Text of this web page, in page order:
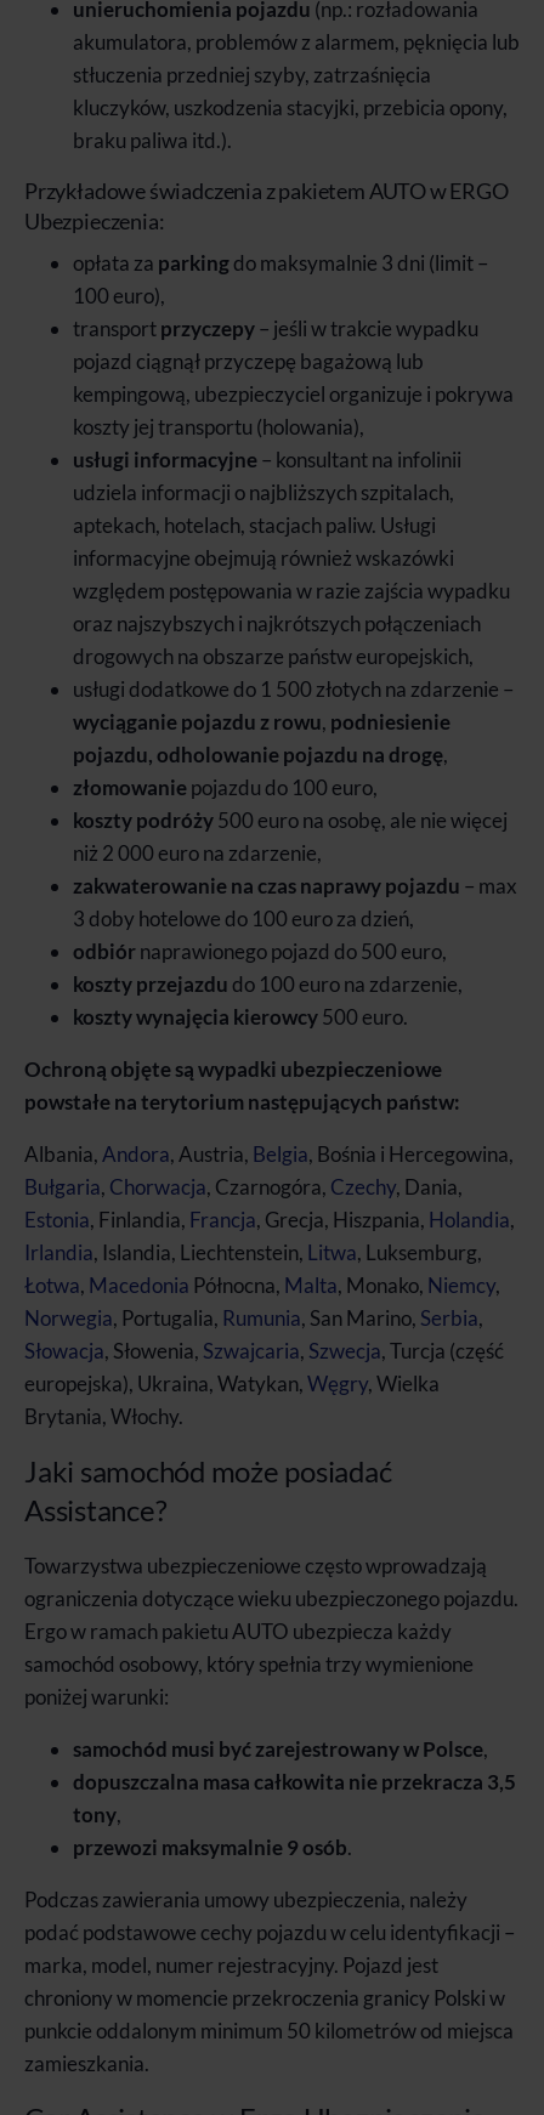
unieruchomienia pojazdu (np.: rozładowania
akumulatora, problemów z alarmem, pęknięcia lub
stłuczenia przedniej szyby, zatrzaśnięcia
kluczyków, uszkodzenia stacyjki, przebicia opony,
braku paliwa itd.).
Przykładowe świadczenia z pakietem AUTO w ERGO
Ubezpieczenia:
opłata za parkingdo maksymalnie 3 dni (limit –
100 euro),
transportprzyczepy– jeśli w trakcie wypadku
pojazd ciągnął przyczepę bagażową lub
kempingową, ubezpieczyciel organizuje i pokrywa
koszty jej transportu (holowania),
usługi informacyjne– konsultant na infolinii
udziela informacji o najbliższych szpitalach,
aptekach, hotelach, stacjach paliw. Usługi
informacyjne obejmują również wskazówki
względem postępowania w razie zajścia wypadku
oraz najszybszych i najkrótszych połączeniach
drogowych na obszarze państw europejskich,
usługi dodatkowe do 1 500 złotych na zdarzenie –
wyciąganie pojazdu z rowu, podniesienie
pojazdu, odholowanie pojazdu na drogę,
złomowaniepojazdu do 100 euro,
koszty podróży500 euro na osobę, ale nie więcej
niż 2 000 euro na zdarzenie,
zakwaterowanie na czas naprawy pojazdu – max
3 doby hotelowe do 100 euro za dzień,
odbiórnaprawionego pojazd do 500 euro,
koszty przejazdu do 100 euro na zdarzenie,
koszty wynajęcia kierowcy500 euro.
Ochroną objęte są wypadki ubezpieczeniowe
powstałe na terytorium następujących państw:
Albania, Andora, Austria, Belgia, Bośnia i Hercegowina,
Bułgaria, Chorwacja, Czarnogóra, Czechy, Dania,
Estonia, Finlandia, Francja, Grecja, Hiszpania, Holandia,
Irlandia, Islandia, Liechtenstein, Litwa, Luksemburg,
Łotwa, Macedonia Północna, Malta, Monako, Niemcy,
Norwegia, Portugalia, Rumunia, San Marino, Serbia,
Słowacja, Słowenia, Szwajcaria, Szwecja, Turcja (część
europejska), Ukraina, Watykan,Węgry, Wielka
Brytania, Włochy.
Jaki samochód może posiadać
Assistance?
Towarzystwa ubezpieczeniowe często wprowadzają
ograniczenia dotyczące wieku ubezpieczonego pojazdu.
Ergo w ramach pakietu AUTO ubezpiecza każdy
samochód osobowy, który spełnia trzy wymienione
poniżej warunki:
samochód musi być zarejestrowany w Polsce,
dopuszczalna masa całkowita nie przekracza 3,5
tony,
przewozi maksymalnie 9 osób.
Podczas zawierania umowy ubezpieczenia, należy
podać podstawowe cechy pojazdu w celu identyfikacji –
marka, model, numer rejestracyjny. Pojazd jest
chroniony w momencie przekroczenia granicy Polski w
punkcie oddalonym minimum 50 kilometrów od miejsca
zamieszkania.